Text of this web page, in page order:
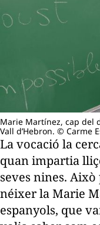
Marie Martínez, cap del
Vall d’Hebron. © Carme
La vocació la
quan impartia
seves nines. Això
néixer la Marie
espanyols, que